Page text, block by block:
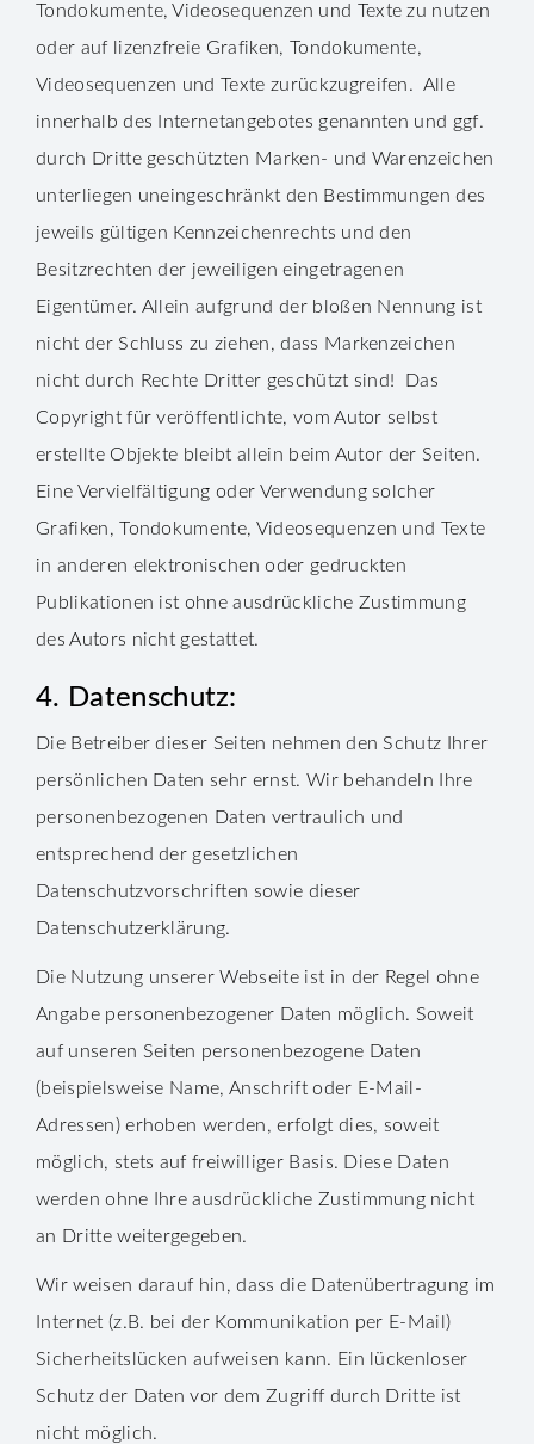
Tondokumente, Videosequenzen und Texte zu nutzen
oder auf lizenzfreie Grafiken, Tondokumente,
Videosequenzen und Texte zurückzugreifen. Alle
innerhalb des Internetangebotes genannten und ggf.
durch Dritte geschützten Marken- und Warenzeichen
unterliegen uneingeschränkt den Bestimmungen des
jeweils gültigen Kennzeichenrechts und den
Besitzrechten der jeweiligen eingetragenen
Eigentümer. Allein aufgrund der bloßen Nennung ist
nicht der Schluss zu ziehen, dass Markenzeichen
nicht durch Rechte Dritter geschützt sind! Das
Copyright für veröffentlichte, vom Autor selbst
erstellte Objekte bleibt allein beim Autor der Seiten.
Eine Vervielfältigung oder Verwendung solcher
Grafiken, Tondokumente, Videosequenzen und Texte
in anderen elektronischen oder gedruckten
Publikationen ist ohne ausdrückliche Zustimmung
des Autors nicht gestattet.
4. Datenschutz:
Die Betreiber dieser Seiten nehmen den Schutz Ihrer
persönlichen Daten sehr ernst. Wir behandeln Ihre
personenbezogenen Daten vertraulich und
entsprechend der gesetzlichen
Datenschutzvorschriften sowie dieser
Datenschutzerklärung.
Die Nutzung unserer Webseite ist in der Regel ohne
Angabe personenbezogener Daten möglich. Soweit
auf unseren Seiten personenbezogene Daten
(beispielsweise Name, Anschrift oder E-Mail-
Adressen) erhoben werden, erfolgt dies, soweit
möglich, stets auf freiwilliger Basis. Diese Daten
werden ohne Ihre ausdrückliche Zustimmung nicht
an Dritte weitergegeben.
Wir weisen darauf hin, dass die Datenübertragung im
Internet (z.B. bei der Kommunikation per E-Mail)
Sicherheitslücken aufweisen kann. Ein lückenloser
Schutz der Daten vor dem Zugriff durch Dritte ist
nicht möglich.